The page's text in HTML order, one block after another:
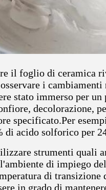
il foglio di ceramica
i
stato immerso per
decolorazione,
specificato.Per
di acido solforico per
strumenti quali
di impiego
di
in grado di